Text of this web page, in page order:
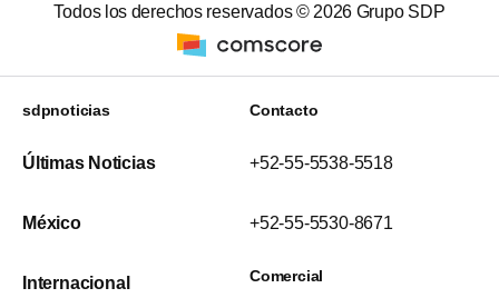
Todos los derechos reservados © 2026 Grupo SDP
sdpnoticias
Últimas Noticias
México
Internacional
Contacto
+52-55-5538-5518
+52-55-5530-8671
Comercial